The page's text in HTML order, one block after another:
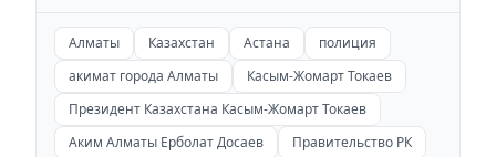
Алматы Казахстан Астана
полиция
акимат города Алматы
Касым-Жомарт Токаев
Президент Казахстана Касым-Жомарт Токаев
Аким Алматы Ерболат Досаев
Правительство РК